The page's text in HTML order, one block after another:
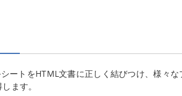
ートをHTML文書に正しく結びつけ、様々
ます。